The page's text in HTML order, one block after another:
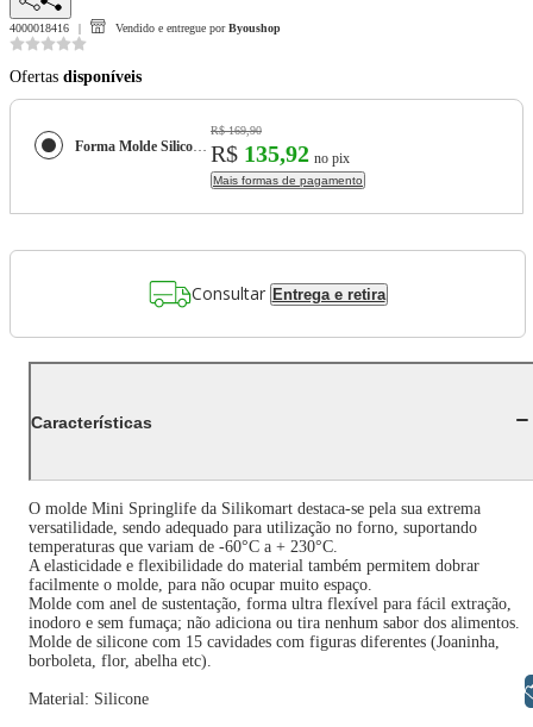
4000018416 Vendido e entregue por Byoushop
Ofertas disponíveis
Forma Molde Silicone Primavera Doce Chocolate Silikomart
R$ 169,90
R$ 135,92 no pix
Mais formas de pagamento
Consultar Entrega e retira
Características
O molde Mini Springlife da Silikomart destaca-se pela sua extrema
versatilidade, sendo adequado para utilização no forno, suportando
temperaturas que variam de -60°C a + 230°C.
A elasticidade e flexibilidade do material também permitem dobrar
facilmente o molde, para não ocupar muito espaço.
Molde com anel de sustentação, forma ultra flexível para fácil extração,
inodoro e sem fumaça; não adiciona ou tira nenhum sabor dos alimentos.
Molde de silicone com 15 cavidades com figuras diferentes (Joaninha,
borboleta, flor, abelha etc).
Material: Silicone